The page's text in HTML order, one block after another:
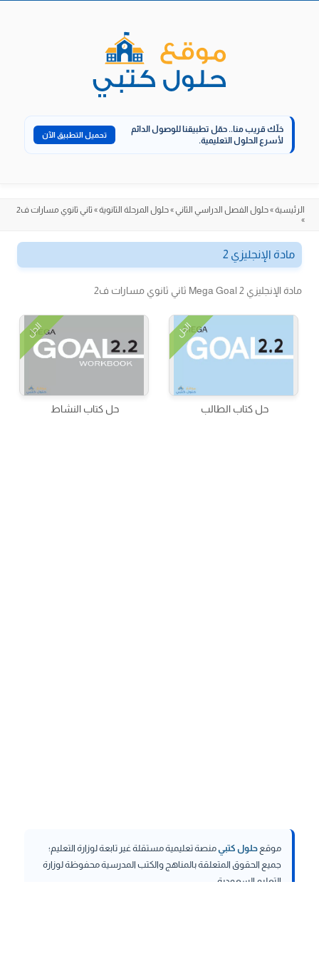
خلّك قريب منا.. حمّل تطبيقنا للوصول الدائم
لأسرع الحلول التعليمية.
تحميل التطبيق الآن
الرئيسية»حلول الفصل الدراسي الثاني»حلول المرحلة الثانوية» ثاني ثانوي مسارات ف2
»
مادة الإنجليزي 2
مادة الإنجليزي Mega Goal 2 ثاني ثانوي مسارات ف2
الحل
حل كتاب الطالب
الحل
حل كتاب النشاط
موقع حلول كتبيمنصة تعليمية مستقلة غير تابعة لوزارة التعليم؛
جميع الحقوق المتعلقة بالمناهج والكتب المدرسية محفوظة لوزارة
التعليم السعودية.